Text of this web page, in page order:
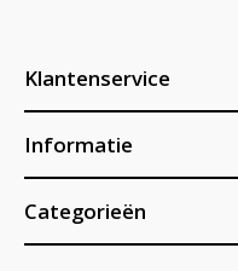
Klantenservice
Informatie
Categorieën